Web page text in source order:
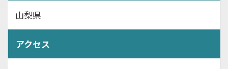
山梨県
アクセス